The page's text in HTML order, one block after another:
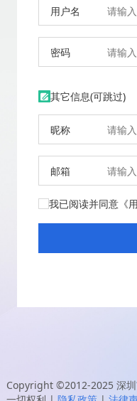
用户名
密码
其它信息(可跳过)
昵称
邮箱
我已阅读并同意 《
Copyright ©2012-2025 深